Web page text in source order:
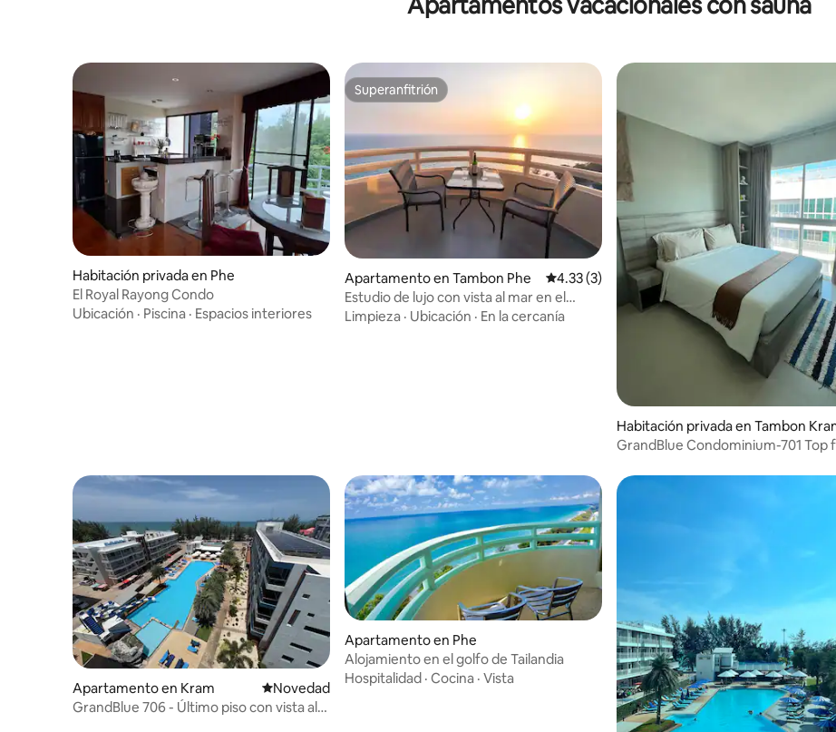
Habitación privada en Phe
El Royal Rayong Condo
Ubicación · Piscina · Espacios interiores
Superanfitrión
Superanfitrión
Apartamento en Tambon Phe Calificación promedio: 4.33 de 5, 3 reseñas
4.33 (3)
Estudio de lujo con vista al mar en el
último piso
Limpieza · Ubicación · En la cercanía
Habitación privada en Tambon
GrandBlue Condominium-701 Top
Apartamento en Kram Lugar para hospedarse
Novedad
GrandBlue 706 - Último piso con vista al
Apartamento en Phe
Alojamiento en el golfo de Tailandia
Hospitalidad · Cocina · Vista